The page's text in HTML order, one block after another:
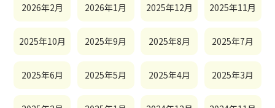
2026年2月 2026年1月 2025年12月 2025年11月
2025年10月 2025年9月 2025年8月 2025年7月
2025年6月 2025年5月 2025年4月 2025年3月